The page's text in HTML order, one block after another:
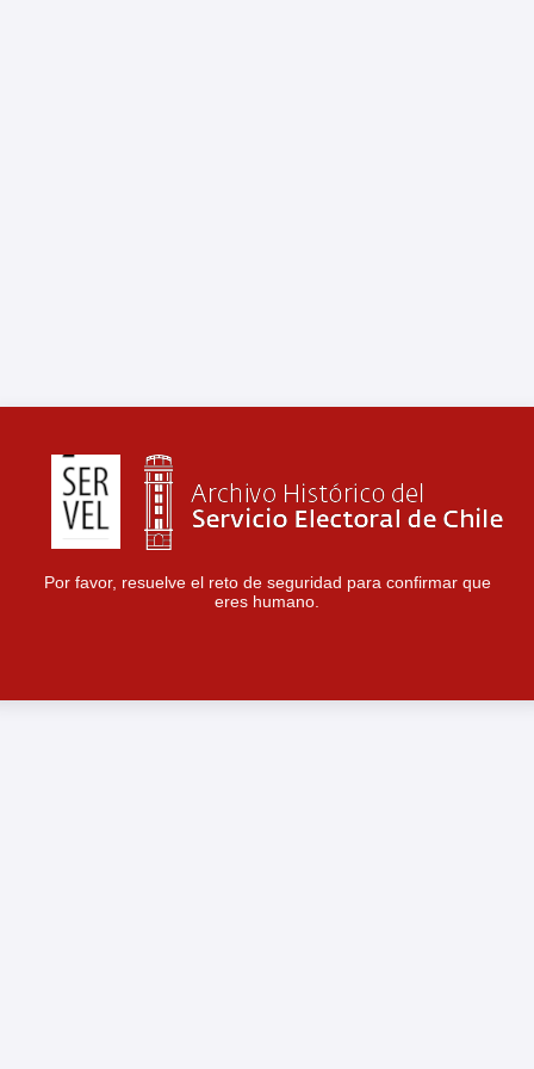
Por favor, resuelve el reto de seguridad para confirmar que
eres humano.